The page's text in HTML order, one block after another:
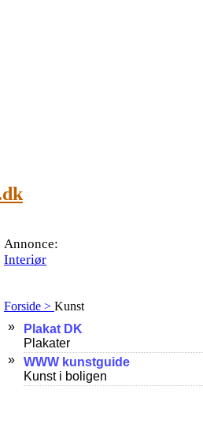
Annonce:
Interiør
Forside > Kunst